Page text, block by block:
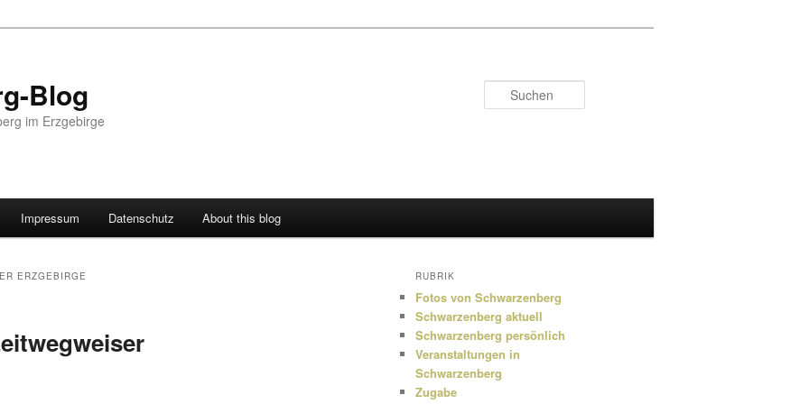
Blog
im Erzgebirge
Impressum Datenschutz About this blog
ERZGEBIRGE RUBRIK
Fotos von Schwarzenberg
Schwarzenberg aktuell
Schwarzenberg persönlich
Veranstaltungen in
Schwarzenberg
Zugabe